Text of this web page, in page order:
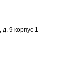
9 корпус 1